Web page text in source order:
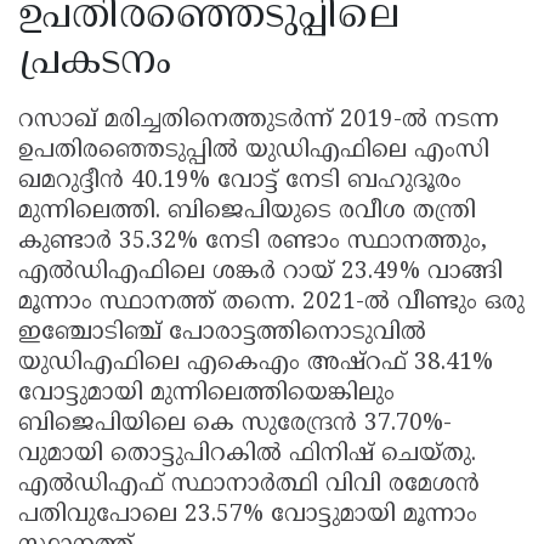
ഉപതിരഞ്ഞെടുപ്പിലെ
പ്രകടനം
റസാഖ് മരിച്ചതിനെത്തുടർന്ന് 2019-ൽ നടന്ന
ഉപതിരഞ്ഞെടുപ്പിൽ യുഡിഎഫിലെ എംസി
ഖമറുദ്ദീൻ 40.19% വോട്ട് നേടി ബഹുദൂരം
മുന്നിലെത്തി. ബിജെപിയുടെ രവീശ തന്ത്രി
കുണ്ടാർ 35.32% നേടി രണ്ടാം സ്ഥാനത്തും,
എൽഡിഎഫിലെ ശങ്കർ റായ് 23.49% വാങ്ങി
മൂന്നാം സ്ഥാനത്ത് തന്നെ. 2021-ൽ വീണ്ടും ഒരു
ഇഞ്ചോടിഞ്ച് പോരാട്ടത്തിനൊടുവിൽ
യുഡിഎഫിലെ എകെഎം അഷ്റഫ് 38.41%
വോട്ടുമായി മുന്നിലെത്തിയെങ്കിലും
ബിജെപിയിലെ കെ സുരേന്ദ്രൻ 37.70%-
വുമായി തൊട്ടുപിറകിൽ ഫിനിഷ് ചെയ്തു.
എൽഡിഎഫ് സ്ഥാനാർത്ഥി വിവി രമേശൻ
പതിവുപോലെ 23.57% വോട്ടുമായി മൂന്നാം